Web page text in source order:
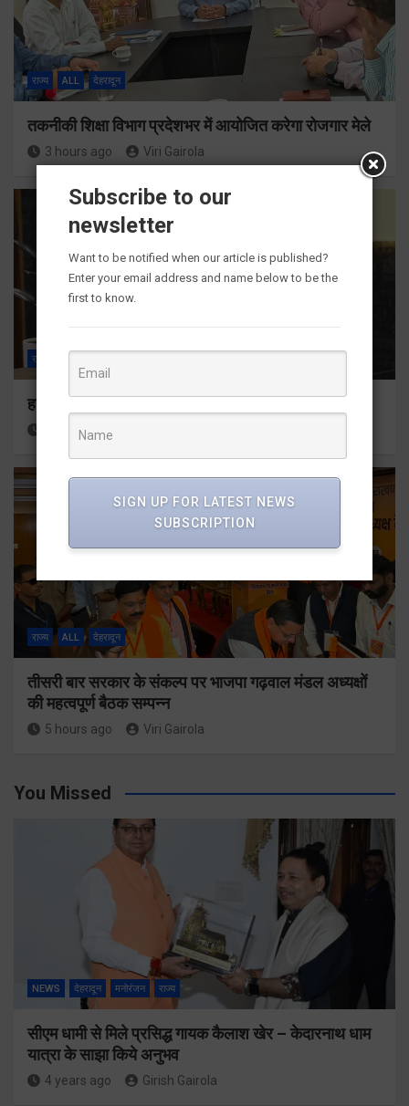
राज्य ALL देहरादून
तकनीकी शिक्षा विभाग प्रदेशभर में आयोजित करेगा रोजगार मेले
3 hours ago Viri Gairola
राज्य
हर घर तिरंगा अभियान को जन-जन तक पहुंचाने की तैयारी
4 hours ago
राज्य ALL देहरादून
तीसरी बार सरकार के संकल्प पर भाजपा गढ़वाल मंडल अध्यक्षों
की महत्वपूर्ण बैठक सम्पन्न
5 hours ago Viri Gairola
You Missed
NEWS देहरादून मनोरंजन राज्य
सीएम धामी से मिले प्रसिद्ध गायक कैलाश खेर – केदारनाथ धाम
यात्रा के साझा किये अनुभव
4 years ago Girish Gairola
Subscribe to our
newsletter
Want to be notified when our article is published?
Enter your email address and name below to be the
first to know.
SIGN UP FOR LATEST NEWS
SUBSCRIPTION